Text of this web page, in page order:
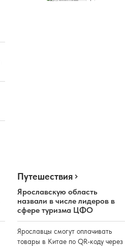
Путешествия
Ярославскую область
назвали в числе лидеров в
сфере туризма ЦФО
Ярославцы смогут оплачивать
товары в Китае по QR-коду через